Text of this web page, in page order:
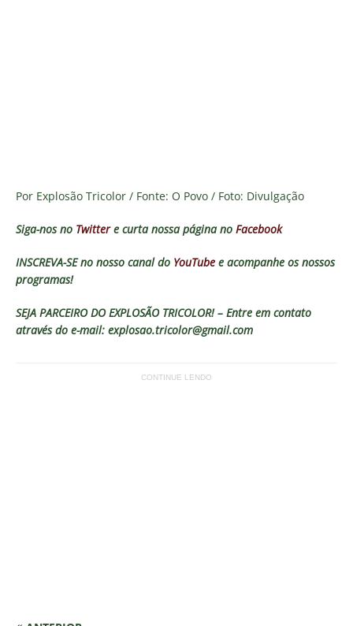
Por Explosão Tricolor / Fonte: O Povo / Foto: Divulgação
Siga-nos no Twittere curta nossa página no Facebook
INSCREVA-SE no nosso canal do YouTube e acompanhe os nossos
programas!
SEJA PARCEIRO DO EXPLOSÃO TRICOLOR! – Entre em contato
através do e-mail: explosao.tricolor@gmail.com
CONTINUE LENDO